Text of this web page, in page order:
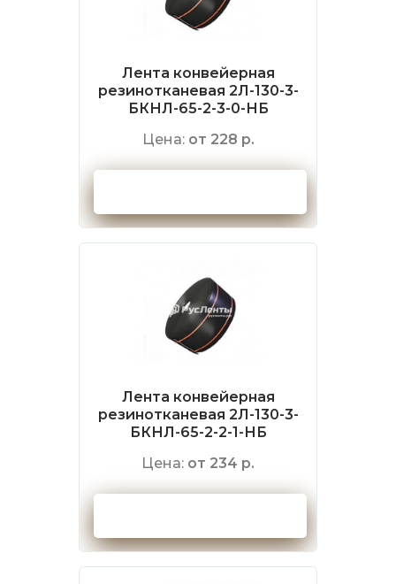
Лента конвейерная
резинотканевая 2Л-130-3-
БКНЛ-65-2-3-0-НБ
Цена: от 228 р.
Лента конвейерная
резинотканевая 2Л-130-3-
БКНЛ-65-2-2-1-НБ
Цена: от 234 р.